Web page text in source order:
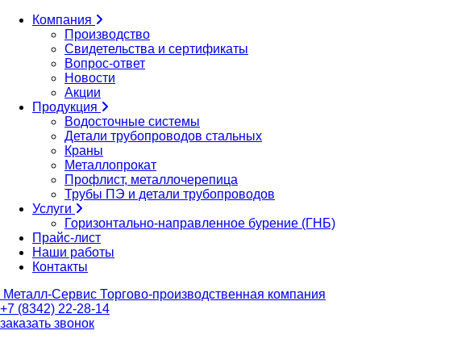
Компания
Производство
Свидетельства и сертификаты
Вопрос-ответ
Новости
Акции
Продукция
Водосточные системы
Детали трубопроводов стальных
Краны
Металлопрокат
Профлист, металлочерепица
Трубы ПЭ и детали трубопроводов
Услуги
Горизонтально-направленное бурение (ГНБ)
Прайс-лист
Наши работы
Контакты
Металл-Сервис Торгово-производственная компания
+7 (8342) 22-28-14
заказать звонок